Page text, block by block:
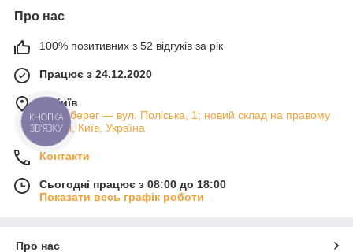
Про нас
100% позитивних з 52 відгуків за рік
Працює з 24.12.2020
м. Київ
Лівий берег — вул. Поліська, 1; новий склад на правому
березі, Київ, Україна
Контакти
Сьогодні працює з 08:00 до 18:00
Показати весь графік роботи
Про нас
КНОПКА
ЗВ'ЯЗКУ